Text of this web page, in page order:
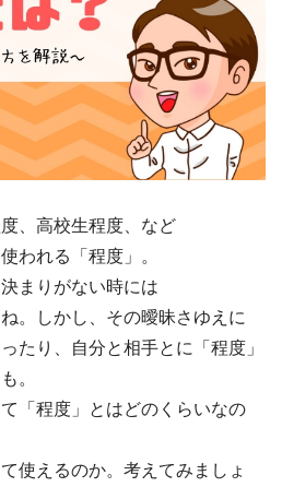
、高校生程度、など
われる「程度」。
まりがない時には
。しかし、その曖昧さゆえに
たり、自分と相手とに「程度」
。
「程度」とはどのくらいなの
使えるのか。考えてみましょ